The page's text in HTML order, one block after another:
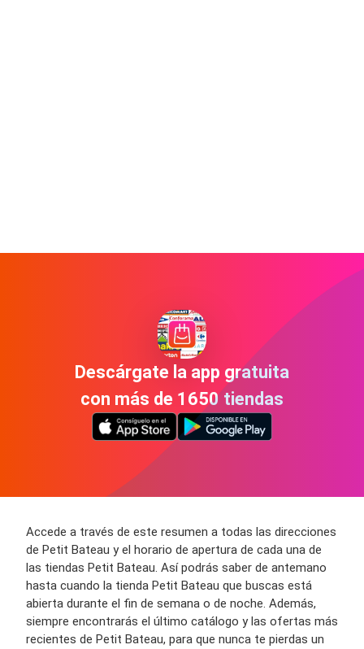
Descárgate la app gratuita
con más de 1650 tiendas
Accede a través de este resumen a todas las direcciones
de Petit Bateau y el horario de apertura de cada una de
las tiendas Petit Bateau. Así podrás saber de antemano
hasta cuando la tienda Petit Bateau que buscas está
abierta durante el fin de semana o de noche. Además,
siempre encontrarás el último catálogo y las ofertas más
recientes de Petit Bateau, para que nunca te pierdas un